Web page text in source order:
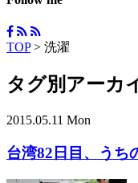
TOP> 洗濯
タグ別アーカ
2015.05.11 Mon
台湾82日目、うち